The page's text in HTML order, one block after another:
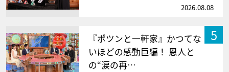
2026.08.08
5
『ポツンと一軒家』かつてな
いほどの感動巨編！ 恩人と
の“涙の再…